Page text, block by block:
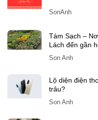
SonAnh
Tám Sạch –
Lách đến gần
Son Anh
Lộ diện điện
trâu?
Son Anh